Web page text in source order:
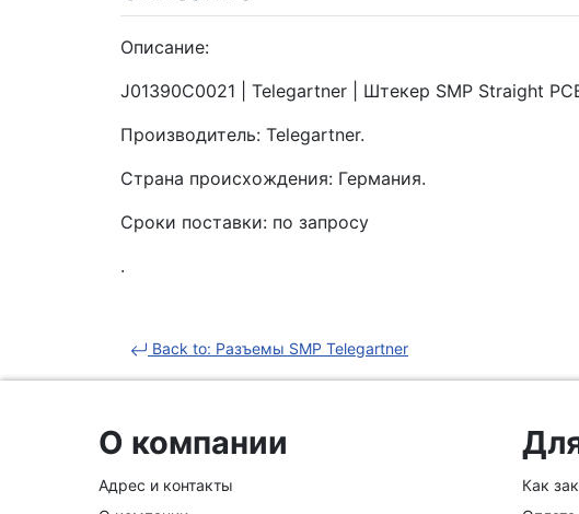
Описание:
J01390C0021 | Telegartner | Штекер SMP Straight
Производитель: Telegartner.
Страна происхождения: Германия.
Сроки поставки: по запросу
.
Back to: Разъемы SMP Telegartner
О компании
Адрес и контакты
Как